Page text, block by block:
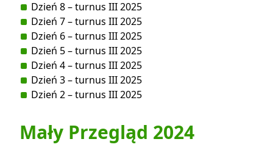
Dzień 8 – turnus III 2025
Dzień 7 – turnus III 2025
Dzień 6 – turnus III 2025
Dzień 5 – turnus III 2025
Dzień 4 – turnus III 2025
Dzień 3 – turnus III 2025
Dzień 2 – turnus III 2025
Mały Przegląd 2024